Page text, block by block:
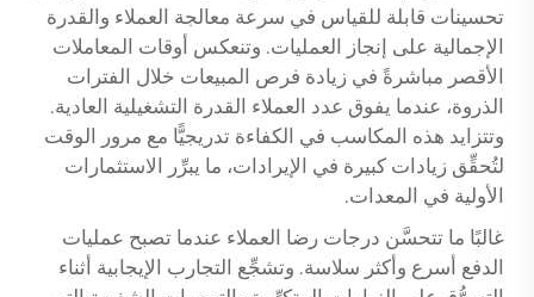
تحسينات قابلة للقياس في سرعة معالجة العملاء والقدرة
الإجمالية على إنجاز العمليات. وتنعكس أوقات المعاملات
الأقصر مباشرةً في زيادة فرص المبيعات خلال الفترات
الذروة، عندما يفوق عدد العملاء القدرة التشغيلية العادية.
وتتزايد هذه المكاسب في الكفاءة تدريجيًّا مع مرور الوقت
لتُحقِّق زيادات كبيرة في الإيرادات، ما يبرِّر الاستثمارات
الأولية في المعدات.
غالبًا ما تتحسَّن درجات رضا العملاء عندما تصبح عمليات
الدفع أسرع وأكثر سلاسة. وتشجِّع التجارب الإيجابية أثناء